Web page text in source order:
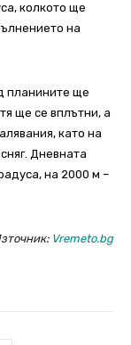
колкото ще
на
планините ще
ще се вплътни, а
като на
Дневната
на 2000 м –
Vremeto.bg